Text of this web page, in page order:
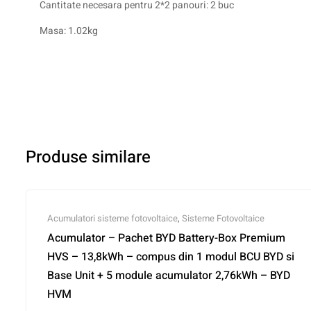
Cantitate necesara pentru 2*2 panouri: 2 buc
Masa: 1.02kg
Produse similare
Acumulatori sisteme fotovoltaice, Sisteme Fotovoltaice
Acumulator – Pachet BYD Battery-Box Premium
HVS – 13,8kWh – compus din 1 modul BCU BYD si
Base Unit + 5 module acumulator 2,76kWh – BYD
HVM